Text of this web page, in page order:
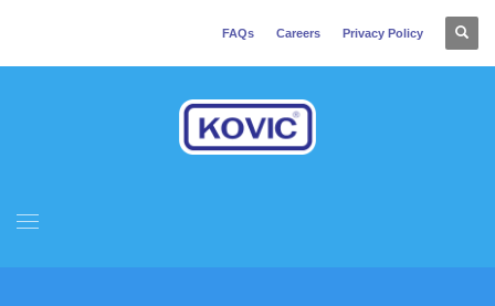
FAQs Careers Privacy Policy